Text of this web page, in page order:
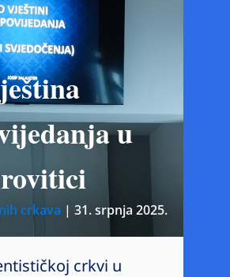
u
crkava | 31. srpnja 2025.
crkvi u